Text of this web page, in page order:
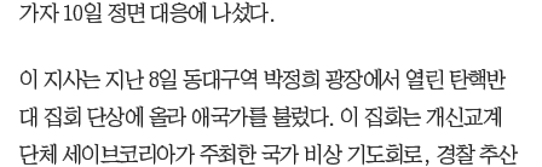
가자 10일 정면 대응에 나섰다.
이 지사는 지난 8일 동대구역 박정희 광장에서 열린 탄핵반
대 집회 단상에 올라 애국가를 불렀다. 이 집회는 개신교계
단체 세이브코리아가 주최한 국가 비상 기도회로, 경찰 추산